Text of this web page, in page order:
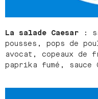
La salade Caesar :
pousses, pops de
avocat, copeaux de
paprika fumé, sauce